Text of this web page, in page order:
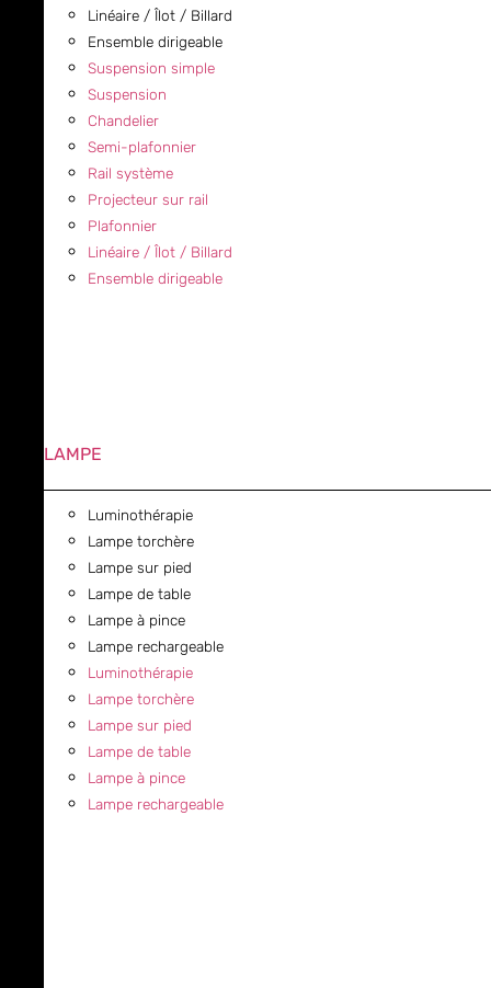
Linéaire / Îlot / Billard
Ensemble dirigeable
Suspension simple
Suspension
Chandelier
Semi-plafonnier
Rail système
Projecteur sur rail
Plafonnier
Linéaire / Îlot / Billard
Ensemble dirigeable
LAMPE
Luminothérapie
Lampe torchère
Lampe sur pied
Lampe de table
Lampe à pince
Lampe rechargeable
Luminothérapie
Lampe torchère
Lampe sur pied
Lampe de table
Lampe à pince
Lampe rechargeable